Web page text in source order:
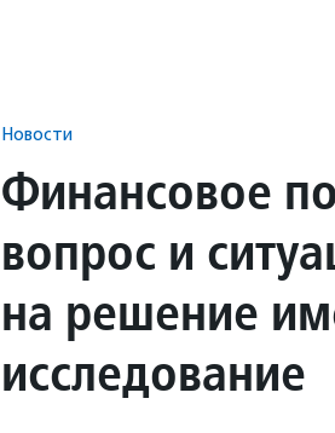
Новости
Финансовое
вопрос и
на решение
исследование